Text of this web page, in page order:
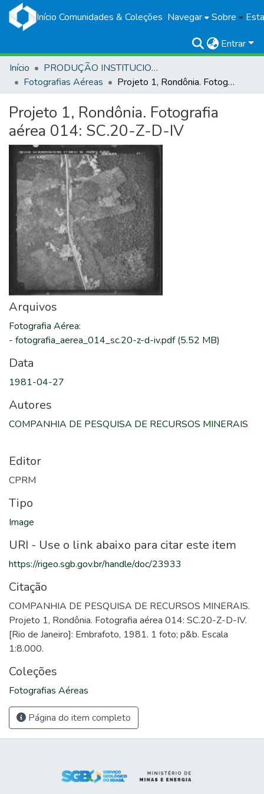
Início Comunidades & Coleções Navegar Sobre
Entrar
Início
PRODUÇÃO INSTITUCIONAL
Fotografias Aéreas
Projeto 1, Rondônia. Fotografia aérea 014: SC.20-Z-D-IV
Projeto 1, Rondônia. Fotografia
aérea 014: SC.20-Z-D-IV
Arquivos
Fotografia Aérea:
- fotografia_aerea_014_sc.20-z-d-iv.pdf(5.52 MB)
Data
1981-04-27
Autores
COMPANHIA DE PESQUISA DE RECURSOS MINERAIS
Editor
CPRM
Tipo
Image
URI - Use o link abaixo para citar este item
https://rigeo.sgb.gov.br/handle/doc/23933
Citação
COMPANHIA DE PESQUISA DE RECURSOS MINERAIS.
Projeto 1, Rondônia. Fotografia aérea 014: SC.20-Z-D-IV.
[Rio de Janeiro]: Embrafoto, 1981. 1 foto; p&b. Escala
1:8.000.
Coleções
Fotografias Aéreas
Página do item completo